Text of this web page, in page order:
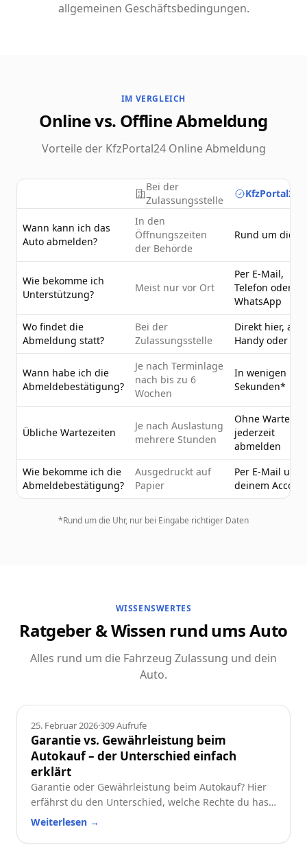
allgemeinen Geschäftsbedingungen.
IM VERGLEICH
Online vs. Offline Abmeldung
Vorteile der KfzPortal24 Online Abmeldung
Bei der
Zulassungsstelle
Wann kann ich das
Auto abmelden?
In den
Öffnungszeiten
der Behörde
Rund um die
Wie bekomme ich
Unterstützung?
Meist nur vor Ort
Per E-Mail,
Telefon oder
WhatsApp
Wo findet die
Abmeldung statt?
Bei der
Zulassungsstelle
Direkt hier, am
Handy oder PC
Wann habe ich die
Abmeldebestätigung?
Je nach Terminlage
nach bis zu 6
Wochen
In wenigen
Sekunden*
Übliche Wartezeiten
Je nach Auslastung
mehrere Stunden
Ohne Wartezeit
jederzeit
abmelden
Wie bekomme ich die
Abmeldebestätigung?
Ausgedruckt auf
Papier
Per E-Mail und
deinem
*Rund um die Uhr, nur bei Eingabe richtiger Daten
WISSENSWERTES
Ratgeber & Wissen rund ums Auto
Alles rund um die Fahrzeug Zulassung und dein
Auto.
Ratgeber
25. Februar 2026·309Aufrufe
Garantie vs. Gewährleistung beim
Autokauf – der Unterschied einfach
erklärt
Garantie oder Gewährleistung beim Autokauf? Hier
erfährst du den Unterschied, welche Rechte du hast
und worauf du beim Neu- oder Gebrauchtwagen
Weiterlesen →